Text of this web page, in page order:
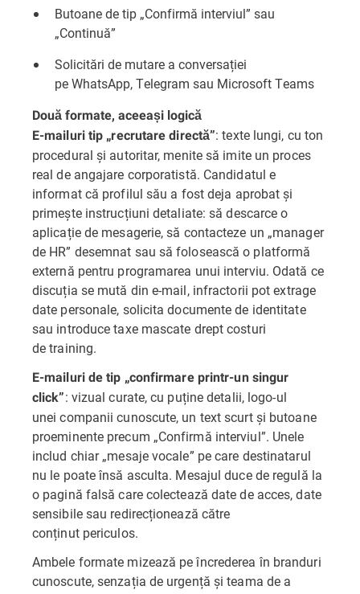
Butoane de tip „Confirmă interviul” sau
„Continuă”
Solicitări de mutare a conversației
pe WhatsApp, Telegram sau Microsoft Teams
Două formate, aceeași logică
E-mailuri tip „recrutare directă”: texte lungi, cu ton
procedural și autoritar, menite să imite un proces
real de angajare corporatistă. Candidatul e
informat că profilul său a fost deja aprobat și
primește instrucțiuni detaliate: să descarce o
aplicație de mesagerie, să contacteze un „manager
de HR” desemnat sau să folosească o platformă
externă pentru programarea unui interviu. Odată ce
discuția se mută din e-mail, infractorii pot extrage
date personale, solicita documente de identitate
sau introduce taxe mascate drept costuri
de training.
E-mailuri de tip „confirmare printr-un singur
click”: vizual curate, cu puține detalii, logo-ul
unei companii cunoscute, un text scurt și butoane
proeminente precum „Confirmă interviul”. Unele
includ chiar „mesaje vocale” pe care destinatarul
nu le poate însă asculta. Mesajul duce de regulă la
o pagină falsă care colectează date de acces, date
sensibile sau redirecționează către
conținut periculos.
Ambele formate mizează pe încrederea în branduri
cunoscute, senzația de urgență și teama de a